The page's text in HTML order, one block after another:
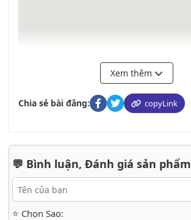
Xem thêm
Chia sẻ bài đăng: copyLink
💬 Bình luận, Đánh giá sản phẩm
⭐ Chọn Sao: